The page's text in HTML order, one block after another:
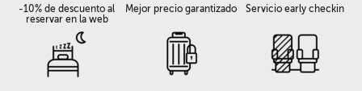
-10% de descuento al
reservar en la web
Mejor precio garantizado Servicio early checkin